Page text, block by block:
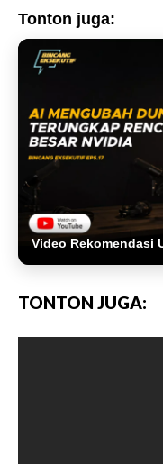
Tonton juga:
Video Rekomendasi
TONTON JUGA: